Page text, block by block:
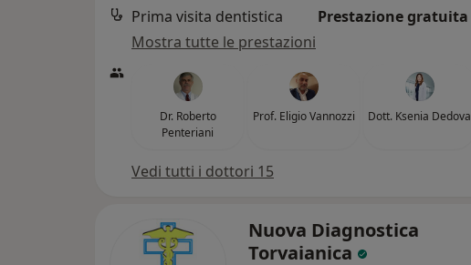
Prima visita dentistica
Prestazione gratuita
Mostra tutte le prestazioni
Dr. Roberto
Penteriani
Prof. Eligio Vannozzi Dott. Ksenia Dedova
Vedi tutti i dottori 15
Nuova Diagnostica
Torvaianica